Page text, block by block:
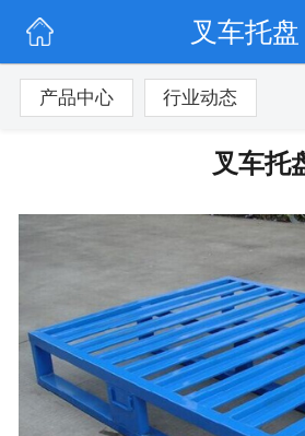
叉车托盘
产品中心 行业动态
叉车托